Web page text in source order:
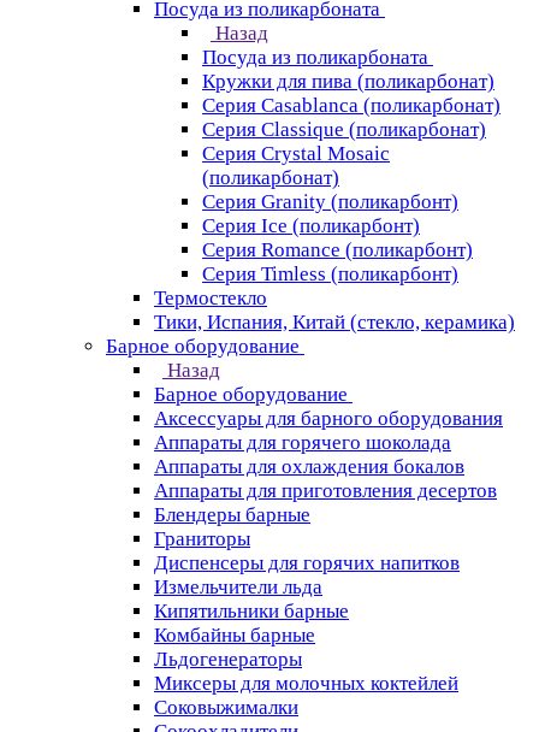
Посуда из поликарбоната
Назад
Посуда из поликарбоната
Кружки для пива (поликарбонат)
Серия Casablanсa (поликарбонат)
Серия Classique (поликарбонат)
Серия Crystal Mosaic
(поликарбонат)
Серия Granity (поликарбонт)
Серия Ice (поликарбонт)
Серия Romance (поликарбонт)
Серия Timless (поликарбонт)
Термостекло
Тики, Испания, Китай (стекло, керамика)
Барное оборудование
Назад
Барное оборудование
Аксессуары для барного оборудования
Аппараты для горячего шоколада
Аппараты для охлаждения бокалов
Аппараты для приготовления десертов
Блендеры барные
Граниторы
Диспенсеры для горячих напитков
Измельчители льда
Кипятильники барные
Комбайны барные
Льдогенераторы
Миксеры для молочных коктейлей
Соковыжималки